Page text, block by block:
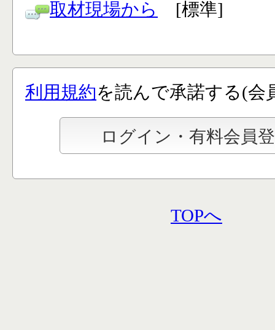
取材現場から [標準]
利用規約を読んで承諾する(会
TOPへ